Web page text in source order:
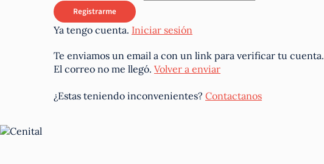
Ya tengo cuenta. Iniciar sesión
Te enviamos un email a con un link para verificar tu cuenta.
El correo no me llegó. Volver a enviar
¿Estas teniendo inconvenientes? Contactanos